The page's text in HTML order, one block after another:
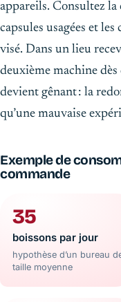
appareils. Consultez la
capsules usagées et
visé. Dans un lieu
deuxième machine dès
devient gênant : la
qu’une mauvaise
Exemple de
commande
35
boissons par jour
hypothèse d’un bureau
taille moyenne